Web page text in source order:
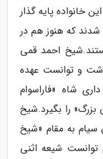
پایه گذار
که هنوز هم در
احمد قمی
و توانست عهده
شاه «فاراسوام
را بگیرد.شیخ
سیام به مقام «شیخ
توانست شیعه اثنی